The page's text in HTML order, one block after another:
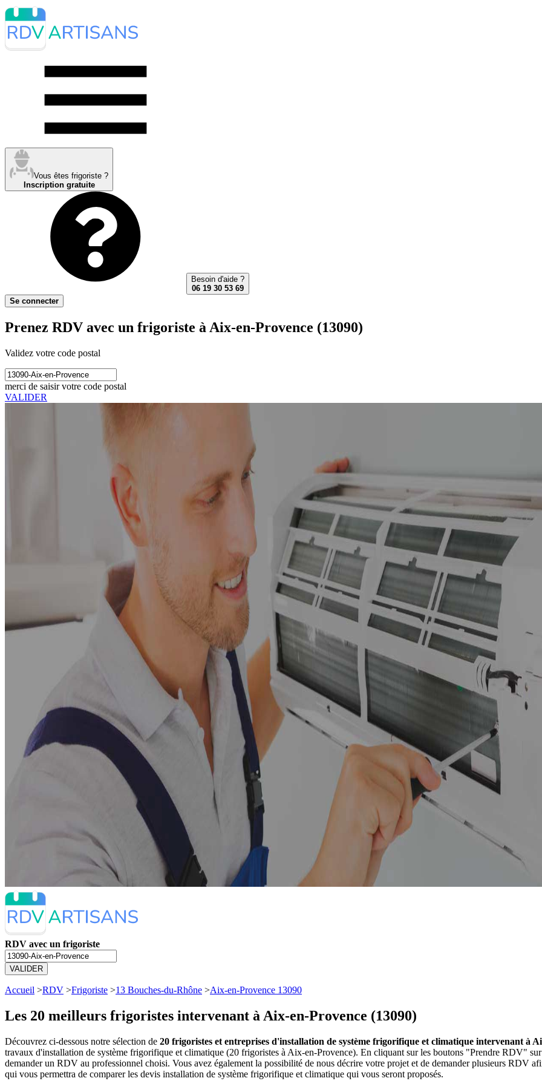
Vous êtes frigoriste ?
Inscription gratuite
Besoin d'aide ?
06 19 30 53 69
Se connecter
Prenez RDV avec un frigoriste à Aix-en-Provence (13090)
Validez votre code postal
merci de saisir votre code postal
VALIDER
RDV avec un frigoriste
VALIDER
Accueil >RDV >Frigoriste >13 Bouches-du-Rhône >Aix-en-Provence 13090
Les 20 meilleurs frigoristes intervenant à Aix-en-Provence (13090)
Découvrez ci-dessous notre sélection de 20 frigoristes et entreprises d'installation de système frigorifique et climatique intervenant à
travaux d'installation de système frigorifique et climatique (20 frigoristes à Aix-en-Provence). En cliquant sur les boutons "Prendre RDV"
demander un RDV au professionnel choisi. Vous avez également la possibilité de nous décrire votre projet et de demander plusieurs RDV
qui vous permettra de comparer les devis installation de système frigorifique et climatique qui vous seront proposés.